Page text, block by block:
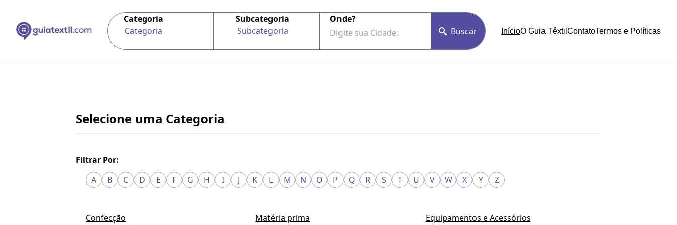
Categoria
Categoria
Subcategoria
Subcategoria
Onde?
Buscar
InícioO Guia Têxtil ContatoTermos e Políticas
Selecione uma Categoria
Filtrar Por:
A
B C D E F G H I J K L M N O P Q R S T U V W X Y Z
Confecção Matéria prima
Equipamentos e Acessórios